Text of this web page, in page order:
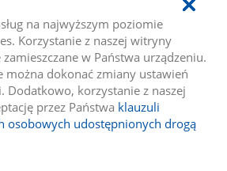
na najwyższym poziomie
Korzystanie z naszej witryny
zamieszczane w Państwa urządzeniu.
można dokonać zmiany ustawień
Dodatkowo, korzystanie z naszej
przez Państwa klauzuli
osobowych udostępnionych drogą
w dniu
Link
do
strony
Protokoły
(8)
do
Protokół